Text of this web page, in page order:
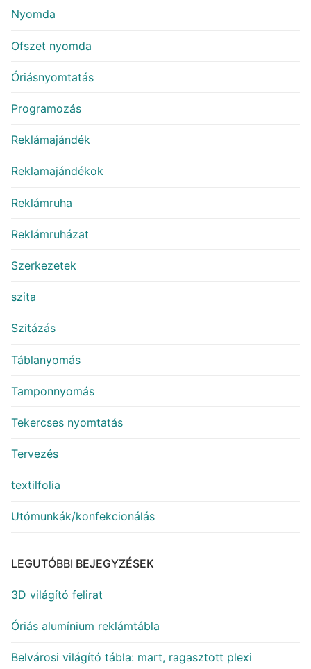
Nyomda
Ofszet nyomda
Óriásnyomtatás
Programozás
Reklámajándék
Reklamajándékok
Reklámruha
Reklámruházat
Szerkezetek
szita
Szitázás
Táblanyomás
Tamponnyomás
Tekercses nyomtatás
Tervezés
textilfolia
Utómunkák/konfekcionálás
LEGUTÓBBI BEJEGYZÉSEK
3D világító felirat
Óriás alumínium reklámtábla
Belvárosi világító tábla: mart, ragasztott plexi